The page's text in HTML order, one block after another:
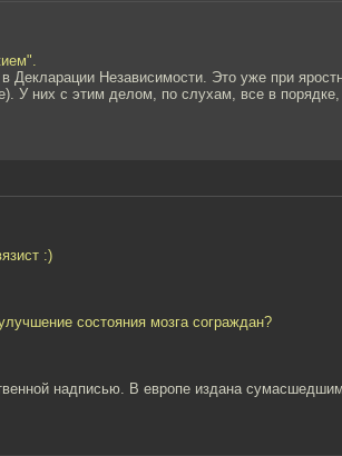
Независимости. Это уже при
У них с этим делом, по слухам, все в
:)
состояния мозга сограждан?
надписью. В европе издана